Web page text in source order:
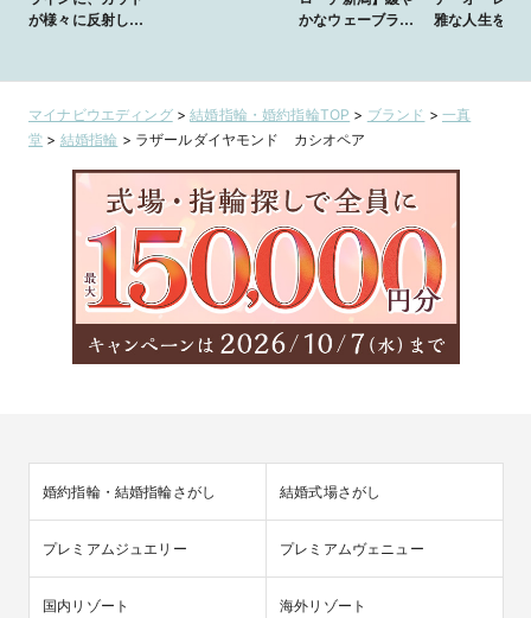
が様々に反射し、
かなウェーブライ
級感のあるocho
08 情熱
雅な人生を楽
マイナビウエディング>結婚指輪・婚約指輪TOP > ブランド > 一真
堂 > 結婚指輪 > ラザールダイヤモンド カシオペア
婚約指輪・結婚指輪さがし 結婚式場さがし
プレミアムジュエリー プレミアムヴェニュー
国内リゾート 海外リゾート